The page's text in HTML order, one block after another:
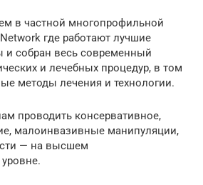
в частной многопрофильной
где работают лучшие
и собран весь современный
и лечебных процедур, в том
методы лечения и технологии.
проводить консервативное,
малоинвазивные манипуляции,
— на высшем